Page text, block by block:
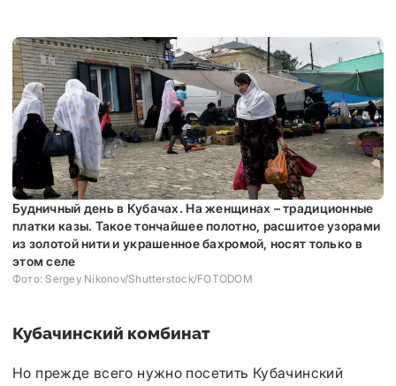
Будничный день в Кубачах. На женщинах – традиционные
платки казы. Такое тончайшее полотно, расшитое узорами
из золотой нити и украшенное бахромой, носят только в
этом селе
Фото: Sergey Nikonov/Shutterstock/FOTODOM
Кубачинский комбинат
Но прежде всего нужно посетить Кубачинский